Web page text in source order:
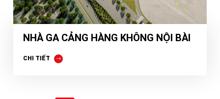
NHÀ GA CẢNG HÀNG KHÔNG NỘI BÀI
CHI TIẾT